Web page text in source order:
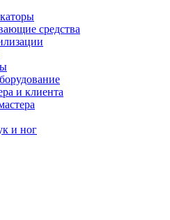
средства
и клиента
и ног